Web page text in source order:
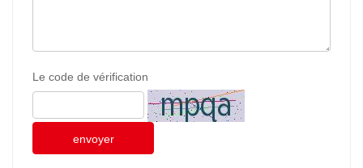
Le code de vérification
envoyer